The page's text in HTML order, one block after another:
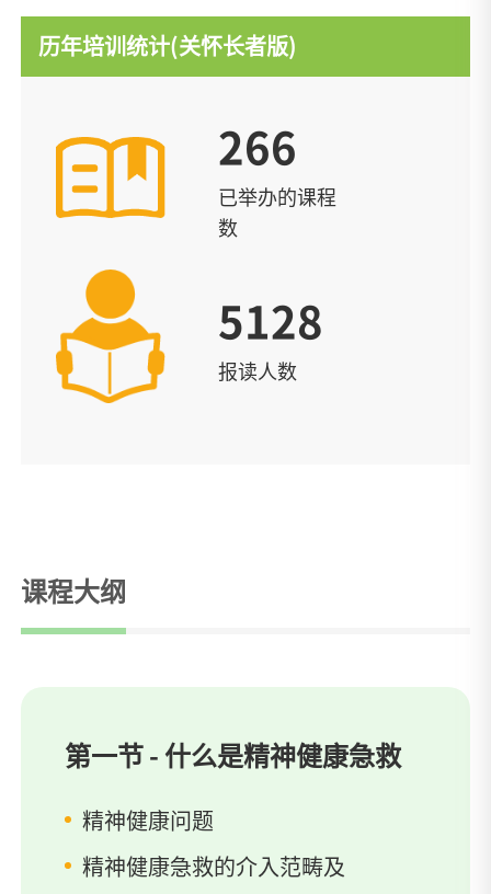
历年培训统计(关怀长者版)
266
已举办的课程
数
5128
报读人数
课程大纲
第一节 - 什么是精神健康急救
精神健康问题
精神健康急救的介入范畴及